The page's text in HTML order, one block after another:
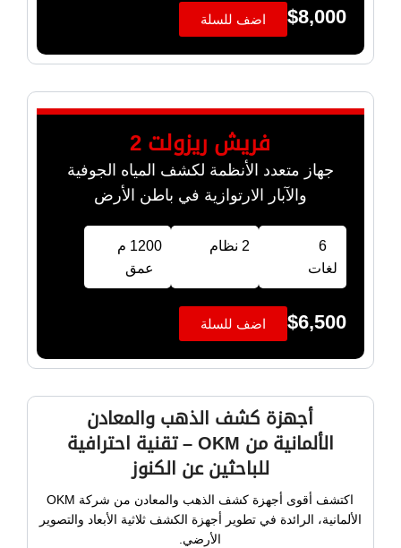
$8,000 اضف للسلة
فريش ريزولت 2
جهاز متعدد الأنظمة لكشف المياه الجوفية
والآبار الارتوازية في باطن الأرض
6
لغات
2 نظام
1200 م
عمق
$6,500 اضف للسلة
أجهزة كشف الذهب والمعادن
الألمانية من OKM – تقنية احترافية
للباحثين عن الكنوز
اكتشف أقوى أجهزة كشف الذهب والمعادن من شركة OKM
الألمانية، الرائدة في تطوير أجهزة الكشف ثلاثية الأبعاد والتصوير
الأرضي.